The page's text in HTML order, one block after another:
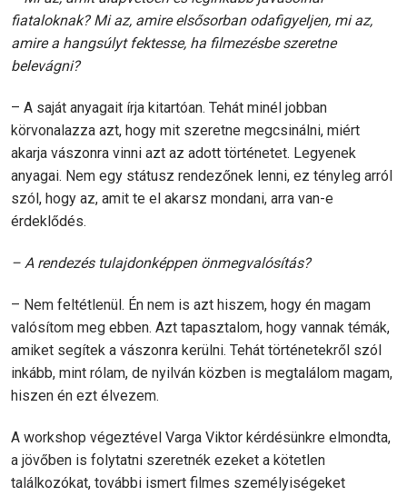
fiataloknak? Mi az, amire elsősorban odafigyeljen, mi az,
amire a hangsúlyt fektesse, ha filmezésbe szeretne
belevágni?
– A saját anyagait írja kitartóan. Tehát minél jobban
körvonalazza azt, hogy mit szeretne megcsinálni, miért
akarja vászonra vinni azt az adott történetet. Legyenek
anyagai. Nem egy státusz rendezőnek lenni, ez tényleg arról
szól, hogy az, amit te el akarsz mondani, arra van-e
érdeklődés.
– A rendezés tulajdonképpen önmegvalósítás?
– Nem feltétlenül. Én nem is azt hiszem, hogy én magam
valósítom meg ebben. Azt tapasztalom, hogy vannak témák,
amiket segítek a vászonra kerülni. Tehát történetekről szól
inkább, mint rólam, de nyilván közben is megtalálom magam,
hiszen én ezt élvezem.
A workshop végeztével Varga Viktor kérdésünkre elmondta,
a jövőben is folytatni szeretnék ezeket a kötetlen
találkozókat, további ismert filmes személyiségeket